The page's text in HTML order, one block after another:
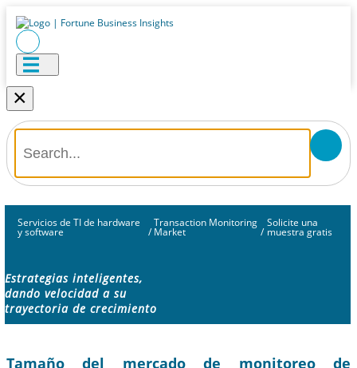
×
Servicios de TI de hardware
y software /
Transaction Monitoring
Market /
Solicite una
muestra gratis
Estrategias inteligentes,
dando velocidad a su
trayectoria de crecimiento
Tamaño del mercado de monitoreo de